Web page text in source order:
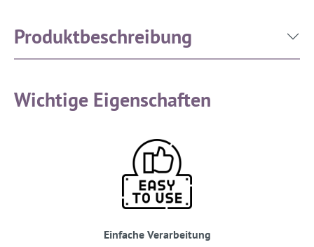
Produktbeschreibung
Wichtige Eigenschaften
Einfache Verarbeitung